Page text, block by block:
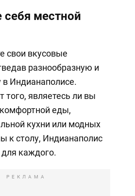
себя местной
свои вкусовые
разнообразную и
Индианаполисе.
того, являетесь ли вы
еды,
кухни или модных
к столу, Индианаполис
для каждого.
РЕКЛАМА